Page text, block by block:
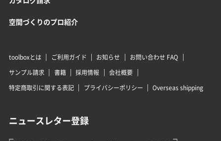
空間づくりのプロ紹介
toolboxとは ご利用ガイド お知らせ
お問い合わせ FAQ
サンプル請求
書籍 採用情報
会社概要
特定商取引に関する表記
プライバシーポリシー Overseas shipping